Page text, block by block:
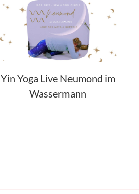
Yin Yoga Live Neumond im
Wassermann